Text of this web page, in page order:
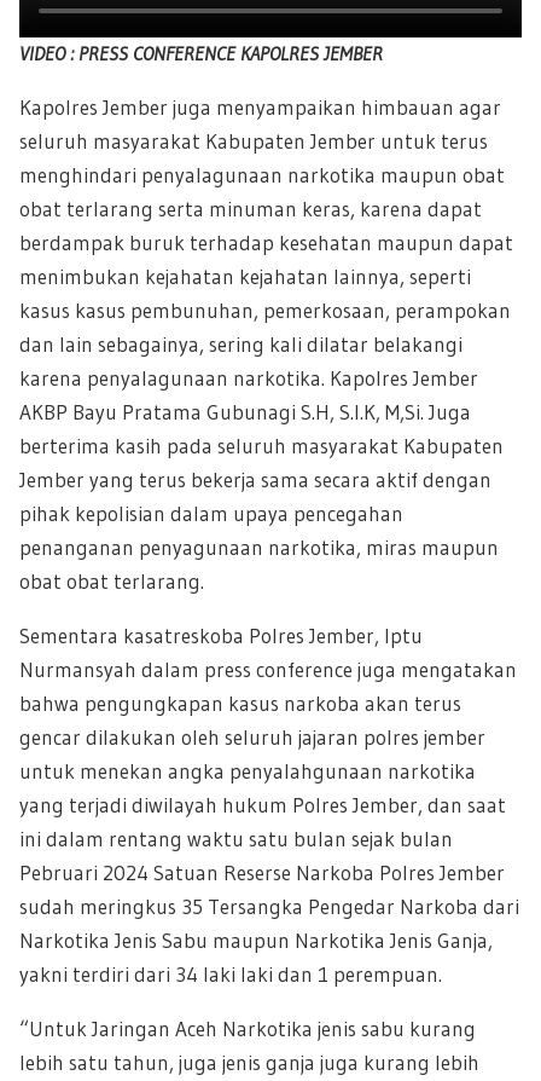
VIDEO : PRESS CONFERENCE KAPOLRES JEMBER
Kapolres Jember juga menyampaikan himbauan agar
seluruh masyarakat Kabupaten Jember untuk terus
menghindari penyalagunaan narkotika maupun obat
obat terlarang serta minuman keras, karena dapat
berdampak buruk terhadap kesehatan maupun dapat
menimbukan kejahatan kejahatan lainnya, seperti
kasus kasus pembunuhan, pemerkosaan, perampokan
dan lain sebagainya, sering kali dilatar belakangi
karena penyalagunaan narkotika. Kapolres Jember
AKBP Bayu Pratama Gubunagi S.H, S.I.K, M,Si. Juga
berterima kasih pada seluruh masyarakat Kabupaten
Jember yang terus bekerja sama secara aktif dengan
pihak kepolisian dalam upaya pencegahan
penanganan penyagunaan narkotika, miras maupun
obat obat terlarang.
Sementara kasatreskoba Polres Jember, Iptu
Nurmansyah dalam press conference juga mengatakan
bahwa pengungkapan kasus narkoba akan terus
gencar dilakukan oleh seluruh jajaran polres jember
untuk menekan angka penyalahgunaan narkotika
yang terjadi diwilayah hukum Polres Jember, dan saat
ini dalam rentang waktu satu bulan sejak bulan
Pebruari 2024 Satuan Reserse Narkoba Polres Jember
sudah meringkus 35 Tersangka Pengedar Narkoba dari
Narkotika Jenis Sabu maupun Narkotika Jenis Ganja,
yakni terdiri dari 34 laki laki dan 1 perempuan.
“Untuk Jaringan Aceh Narkotika jenis sabu kurang
lebih satu tahun, juga jenis ganja juga kurang lebih